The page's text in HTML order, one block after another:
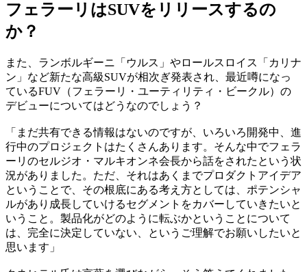
フェラーリはSUVをリリースするの
か？
また、ランボルギーニ「ウルス」やロールスロイス「カリナ
ン」など新たな高級SUVが相次ぎ発表され、最近噂になっ
ているFUV（フェラーリ・ユーティリティ・ビークル）の
デビューについてはどうなのでしょう？
「まだ共有できる情報はないのですが、いろいろ開発中、進
行中のプロジェクトはたくさんあります。そんな中でフェラ
ーリのセルジオ・マルキオンネ会長から話をされたという状
況がありました。ただ、それはあくまでプロダクトアイデア
ということで、その根底にある考え方としては、ポテンシャ
ルがあり成長していけるセグメントをカバーしていきたいと
いうこと。製品化がどのように転ぶかということについて
は、完全に決定していない、というご理解でお願いしたいと
思います」